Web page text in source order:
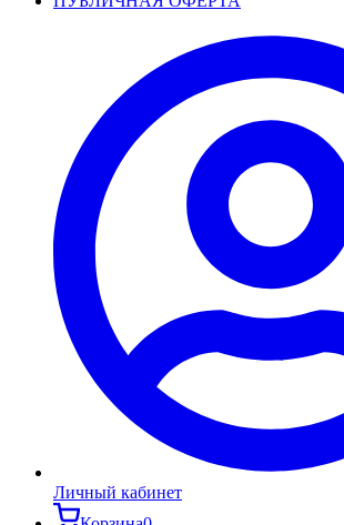
Личный кабинет